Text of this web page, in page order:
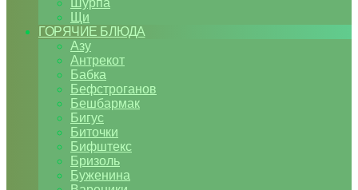
Шурпа
Щи
ГОРЯЧИЕ БЛЮДА
Азу
Антрекот
Бабка
Бефстроганов
Бешбармак
Бигус
Биточки
Бифштекс
Бризоль
Буженина